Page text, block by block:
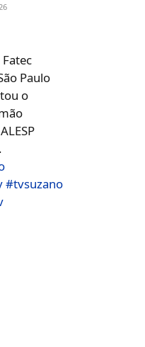
Paulo
o
#tvsuzano